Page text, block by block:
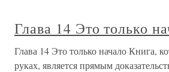
Глава 14 Это только
Глава 14 Это только начало Книга,
руках, является прямым